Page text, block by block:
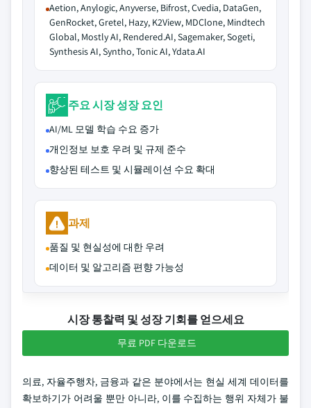
Aetion, Anylogic, Anyverse, Bifrost, Cvedia, DataGen,
GenRocket, Gretel, Hazy, K2View, MDClone, Mindtech
Global, Mostly AI, Rendered.AI, Sagemaker, Sogeti,
Synthesis AI, Syntho, Tonic AI, Ydata.AI
주요 시장 성장 요인
AI/ML 모델 학습 수요 증가
개인정보 보호 우려 및 규제 준수
향상된 테스트 및 시뮬레이션 수요 확대
과제
품질 및 현실성에 대한 우려
데이터 및 알고리즘 편향 가능성
시장 통찰력 및 성장 기회를 얻으세요
무료 PDF 다운로드
의료, 자율주행차, 금융과 같은 분야에서는 현실 세계 데이터를
확보하기가 어려울 뿐만 아니라, 이를 수집하는 행위 자체가 불